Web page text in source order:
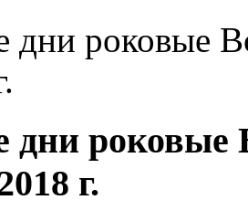
дни роковые
г.